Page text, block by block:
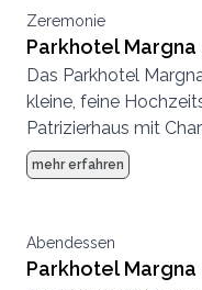
Apéros oder für
Im Winter stehen
drei Restaurants
Bankettraum zur
Zeremonie
Parkhotel Margna
Das Parkhotel
kleine, feine
Patrizierhaus mit
lichtdurchfluteten
Silvaplanersee
und drei
bietet der
mehr erfahren
Abendessen
Parkhotel Margna